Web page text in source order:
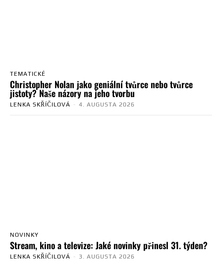
TEMATICKÉ
Christopher Nolan jako geniální tvůrce nebo tvůrce
jistoty? Naše názory na jeho tvorbu
LENKA SKŘÍČILOVÁ - 4. AUGUSTA 2026
NOVINKY
Stream, kino a televize: Jaké novinky přinesl 31. týden?
LENKA SKŘÍČILOVÁ - 3. AUGUSTA 2026